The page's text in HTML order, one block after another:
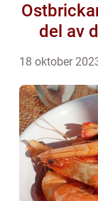
del av
18 oktober